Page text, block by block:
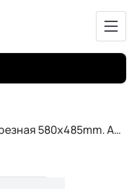
Roca Dama Senso Раковина врезная 580х485mm. A327515000